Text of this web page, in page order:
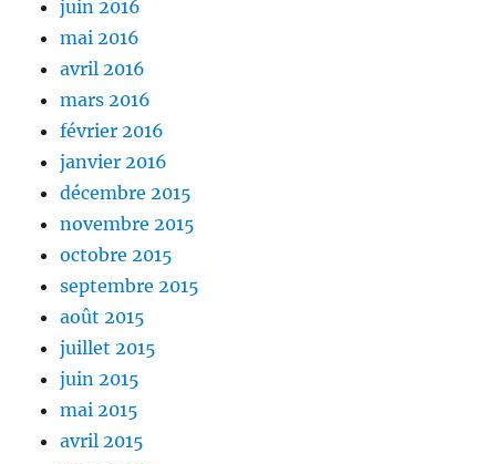
juin 2016
mai 2016
avril 2016
mars 2016
février 2016
janvier 2016
décembre 2015
novembre 2015
octobre 2015
septembre 2015
août 2015
juillet 2015
juin 2015
mai 2015
avril 2015